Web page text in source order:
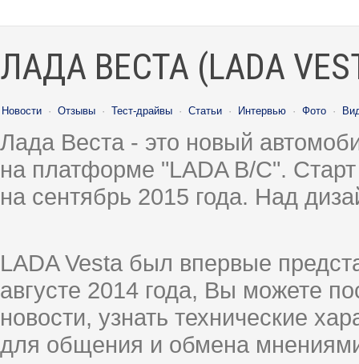
ЛАДА ВЕСТА (LADA
Новости · Отзывы · Тест-драйвы · Статьи · Интервью · Фото ·
Лада Веста - это новый
на платформе "LADA B/C".
на сентябрь 2015 года. Над
LADA Vesta был впервые
августе 2014 года, Вы можете
новости, узнать технические
для общения и обмена